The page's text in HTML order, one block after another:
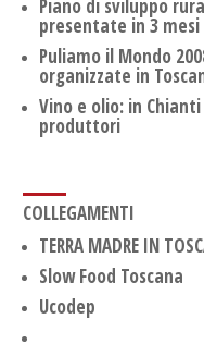
Piano di sviluppo
presentate in 3 mesi
Puliamo il Mondo
organizzate in
Vino e olio: in
produttori
COLLEGAMENTI
TERRA MADRE IN
Slow Food Toscana
Ucodep